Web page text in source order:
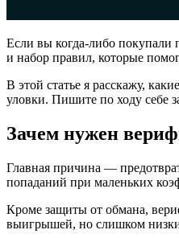
Если вы когда-либо покупали
и набор правил, которые
В этой статье я расскажу,
уловки. Пишите по ходу себе
Зачем нужен
Главная причина —
попаданий при маленьких
Кроме защиты от обмана,
выигрышей, но слишком